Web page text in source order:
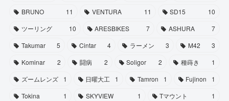
BRUNO
11 VENTURA 11 SD15
10
ツーリング
10 ARESBIKES 7 ASHURA
7
Takumar
5 Cintar 4 ラーメン 3 M42
3
Kominar
2 闘病 2 Soligor 2 種蒔き
1
ズームレンズ
1 日曜大工 1 Tamron 1 Fujinon
1
Tokina
1 SKYVIEW 1 Tマウント
1